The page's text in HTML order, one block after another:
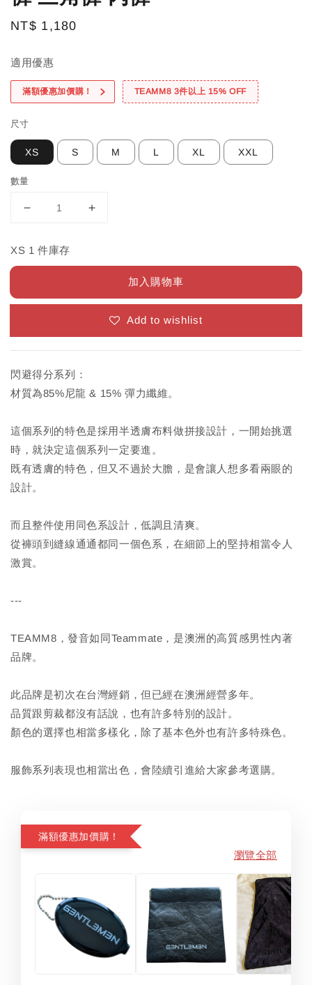
Regular
NT$ 1,180
適用優惠
滿額優惠加價購！ TEAMM8 3件以上 15% OFF
尺寸
XS S M L XL XXL
數量
XS 1 件庫存
加入購物車
Add to wishlist
閃避得分系列：
材質為85%尼龍 & 15% 彈力纖維。
這個系列的特色是採用半透膚布料做拼接設計，一開始挑選
時，就決定這個系列一定要進。
既有透膚的特色，但又不過於大膽，是會讓人想多看兩眼的
設計。
而且整件使用同色系設計，低調且清爽。
從褲頭到縫線通通都同一個色系，在細節上的堅持相當令人
激賞。
---
TEAMM8，發音如同Teammate，是澳洲的高質感男性內著
品牌。
此品牌是初次在台灣經銷，但已經在澳洲經營多年。
品質跟剪裁都沒有話說，也有許多特別的設計。
顏色的選擇也相當多樣化，除了基本色外也有許多特殊色。
服飾系列表現也相當出色，會陸續引進給大家參考選購。
滿額優惠加價購！
瀏覽全部